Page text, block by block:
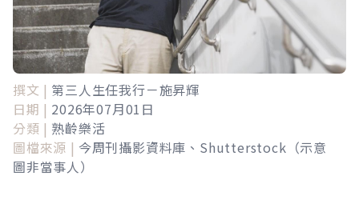
撰文 | 第三人生任我行－施昇輝
日期 | 2026年07月01日
分類 | 熟齡樂活
圖檔來源 | 今周刊攝影資料庫、Shutterstock（示意
圖非當事人）